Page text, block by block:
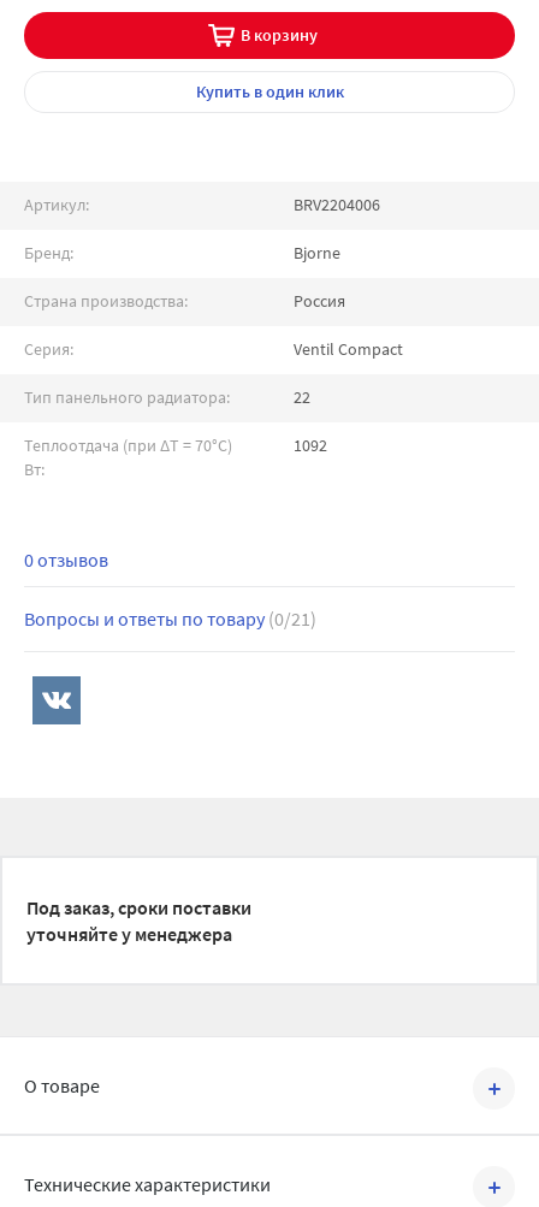
В корзину
Купитьв один клик
Артикул: BRV2204006
Бренд: Bjorne
Страна производства: Россия
Серия: Ventil Compact
Тип панельного радиатора: 22
Теплоотдача (при ∆T = 70°C)
Вт:
1092
0 отзывов
Вопросы и ответы по товару (0/21)
Под заказ, сроки поставки
уточняйте у менеджера
О товаре
Технические характеристики